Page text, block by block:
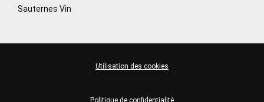
Sauternes Vin
Politique de confidentialité
Utilisation des cookies